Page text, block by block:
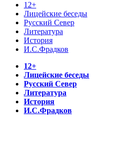
12+
Лицейские беседы
Русский Север
Литература
История
И.С.Фрадков
12+
Лицейские беседы
Русский Север
Литература
История
И.С.Фрадков